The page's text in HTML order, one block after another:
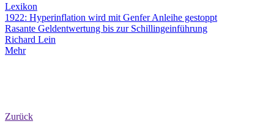
Lexikon
1922: Hyperinflation wird mit Genfer Anleihe gestoppt
Rasante Geldentwertung bis zur Schillingeinführung
Richard Lein
Mehr
Zurück